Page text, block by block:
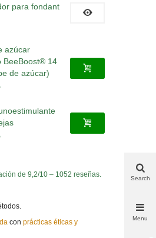
para fondant
azúcar
BeeBoost® 14
de azúcar)
de 9,2/10 –1052 reseñas.
con prácticas éticas y
Search
Menu